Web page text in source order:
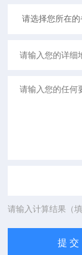
请输入计算结果（